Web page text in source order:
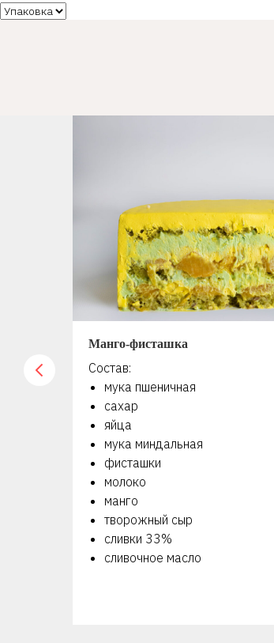
Манго-фисташка
Состав:
мука пшеничная
сахар
яйца
мука миндальная
фисташки
молоко
манго
творожный сыр
сливки 33%
сливочное масло